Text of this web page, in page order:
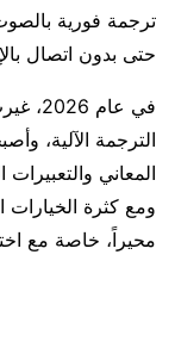
ترجمة فورية
حتى بدون اتصال
في
الترجمة الآلية،
المعاني
ومع كثرة الخيارات
محيراً، خاصة مع